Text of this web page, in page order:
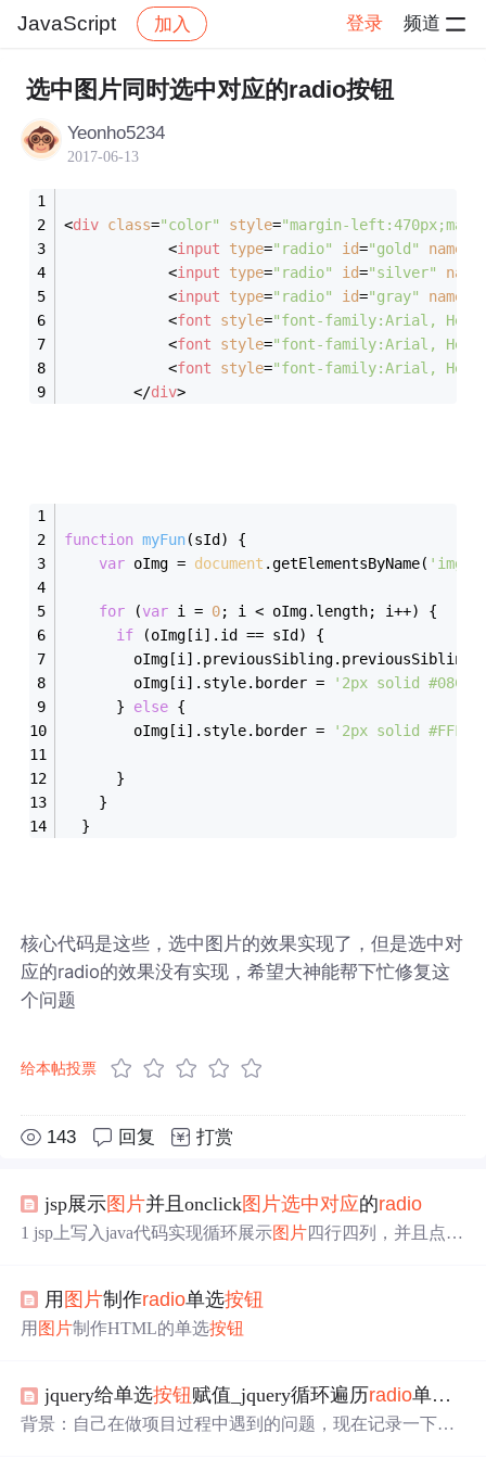
JavaScript 加入 登录 频道
社区 JavaScript 帖子详情
选中图片同时选中对应的radio按钮
Yeonho5234
2017-06-13
<div class="color" style="margin-
<input type="radio" id="gold" name
<input type="radio" id="silver" name
<input type="radio" id="gray" name
<font style="font-family:Arial,
<font style="font-family:Arial,
<font style="font-family:Arial,
</div>
function myFun(sId ) {
var oImg = document .getElementsByName( 'img'
for (var i = 0; i < oImg.length; i++) {
if (oImg[i].id == sId) {
        oImg[i].style.border =
'2px solid #08C'
      }
else {
        oImg[i].style.border =
'2px solid
      }
    }
  }
核心代码是这些，选中图片的效果实现了，但是选中对
应的radio的效果没有实现，希望大神能帮下忙修复这
个问题
给本帖投票
143 回复 打赏
jsp展示图片并且onclick图片选中对应的radio
1 jsp上写入java代码实现循环展示图片四行四列，并且点击
用 图片制作radio单选按钮
用 图片制作HTML的单选按钮
jquery给单选按钮赋值_jquery循环遍历radio单选
背景：自己在做项目过程中遇到的问题，现在记录一下。